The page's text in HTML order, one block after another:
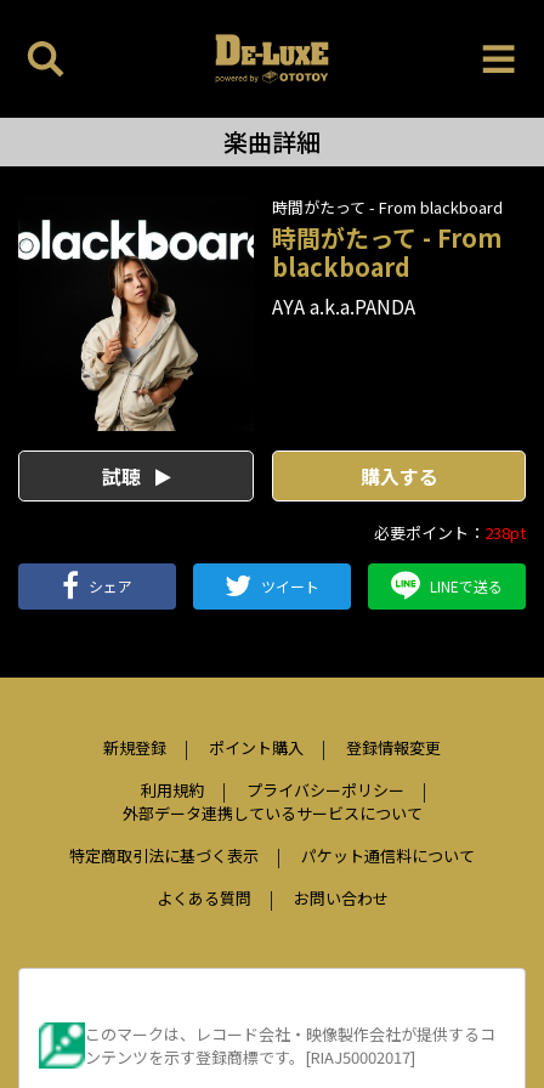
楽曲詳細
時間がたって - From blackboard
時間がたって - From
blackboard
AYA a.k.a.PANDA
試聴 購入する
必要ポイント： 238pt
シェア ツイート LINEで送る
新規登録 ポイント購入
登録情報変更
利用規約
プライバシーポリシー
外部データ連携しているサービスについて
特定商取引法に基づく表示
パケット通信料について
よくある質問
お問い合わせ
このマークは、レコード会社・映像製作会社が提供するコ
ンテンツを示す登録商標です。[RIAJ50002017]